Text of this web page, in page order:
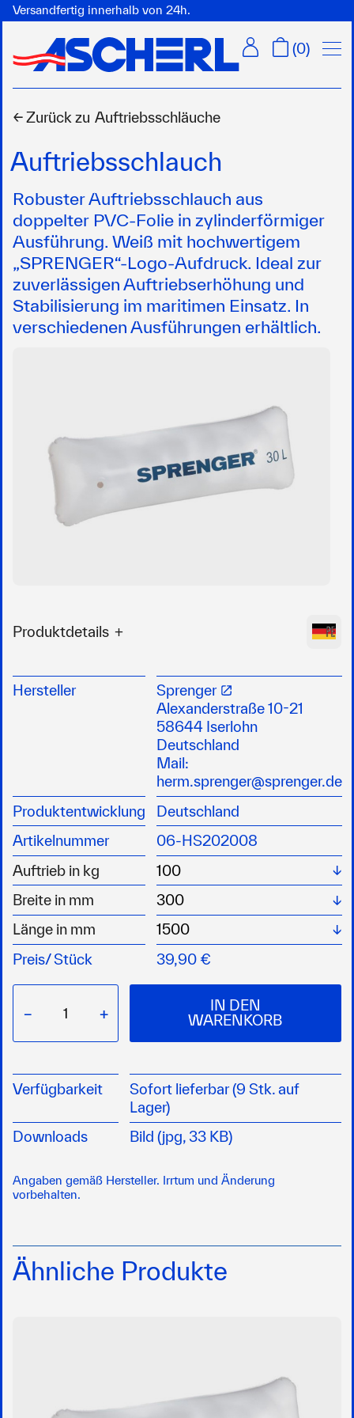
Versandfertig innerhalb von 24h.
(0)
← Zurück zu Auftriebsschläuche
Auftriebsschlauch
Robuster Auftriebsschlauch aus
doppelter PVC-Folie in zylinderförmiger
Ausführung. Weiß mit hochwertigem
„SPRENGER“-Logo-Aufdruck. Ideal zur
zuverlässigen Auftriebserhöhung und
Stabilisierung im maritimen Einsatz. In
verschiedenen Ausführungen erhältlich.
Produktdetails
zylinderförmige Ausführung
mit Logo-Aufdruck „SPRENGER“
Hersteller
Sprenger
Alexanderstraße 10-21
58644 Iserlohn
Deutschland
Mail:
herm.sprenger@sprenger.de
Produktentwicklung
Deutschland
Artikelnummer
06-HS202008
Auftrieb in kg
Breite in mm
Länge in mm
Preis/Stück 39,90 €
− +
IN DEN
WARENKORB
Verfügbarkeit
Sofort lieferbar (9 Stk. auf
Lager)
Downloads
Bild (jpg, 33 KB)
Angaben gemäß Hersteller. Irrtum und Änderung
vorbehalten.
Ähnliche Produkte